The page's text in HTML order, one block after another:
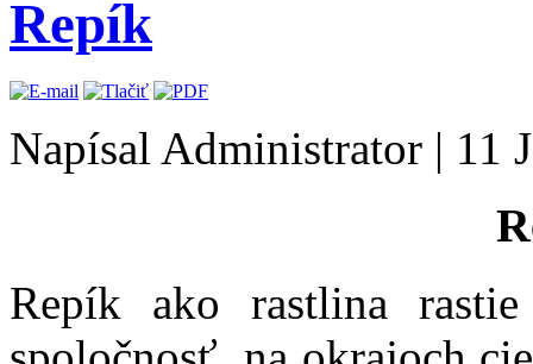
Repík
Napísal Administrator | 11
Repík ako rastlina